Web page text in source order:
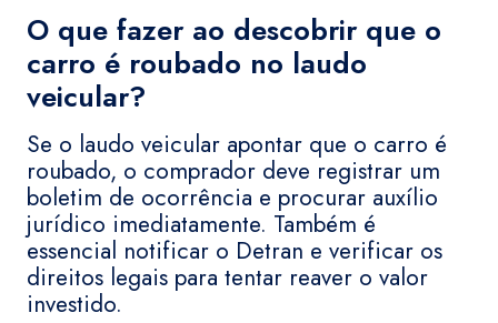
O que fazer ao descobrir que o
carro é roubado no laudo
veicular?
Se o laudo veicular apontar que o carro é
roubado, o comprador deve registrar um
boletim de ocorrência e procurar auxílio
jurídico imediatamente. Também é
essencial notificar o Detran e verificar os
direitos legais para tentar reaver o valor
investido.